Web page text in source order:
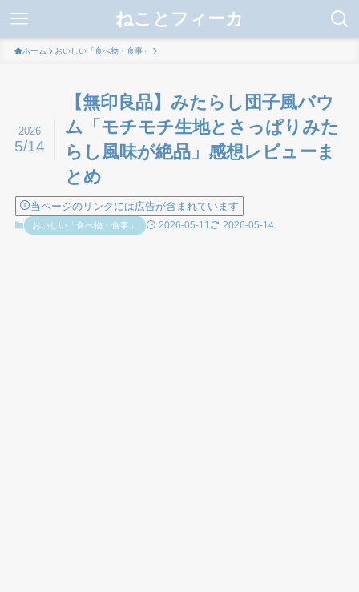
ねことフィーカ
ホーム おいしい「食べ物・食事」
【無印良品】みたらし団子風バウ
ム「モチモチ生地とさっぱりみた
らし風味が絶品」感想レビューま
とめ
2026
5/14
当ページのリンクには広告が含まれています
おいしい「食べ物・食事」 2026-05-11 2026-05-14